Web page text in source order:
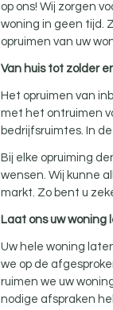
op ons! Wij zorgen
woning in geen tijd.
opruimen van uw
Van huis tot zolder
Het opruimen van
met het ontruimen
bedrijfsruimtes. In
Bij elke opruiming
wensen. Wij kunne
markt. Zo bent u
Laat ons uw woning
Uw hele woning
we op de
ruimen we uw
nodige afspraken